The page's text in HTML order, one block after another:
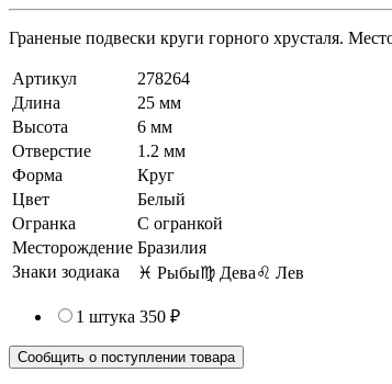
Граненые подвески круги горного хрусталя.
Артикул
278264
Длина
25 мм
Высота
6 мм
Отверстие
1.2 мм
Форма
Круг
Цвет
Белый
Огранка
С огранкой
Месторождение Бразилия
Знаки зодиака
♓ Рыбы♍ Дева♌ Лев
1 штука 350 ₽
Сообщить о поступлении товара